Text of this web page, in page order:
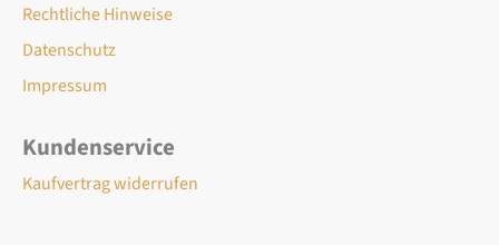
Rechtliche Hinweise
Datenschutz
Impressum
Kundenservice
Kaufvertrag widerrufen